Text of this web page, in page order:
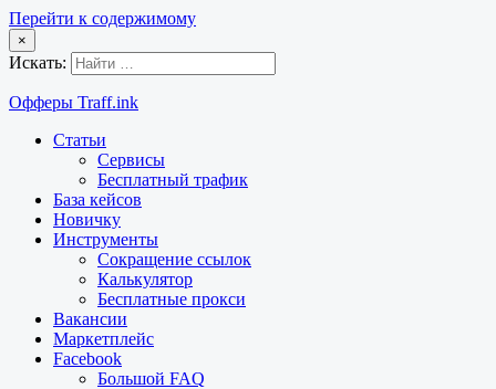
Перейти к содержимому
×
Искать:
Офферы Traff.ink
Статьи
Сервисы
Бесплатный трафик
База кейсов
Новичку
Инструменты
Сокращение ссылок
Калькулятор
Бесплатные прокси
Вакансии
Маркетплейс
Facebook
Большой FAQ